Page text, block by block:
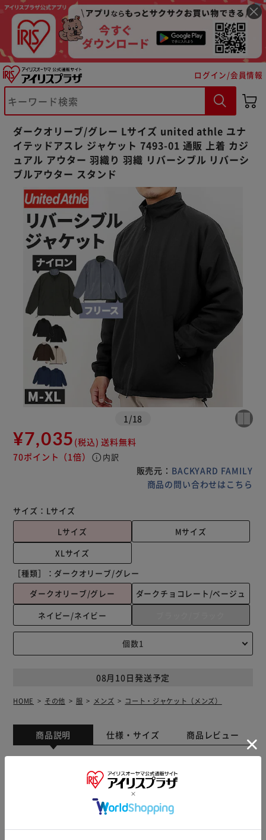
ログイン/会員情報
ダークオリーブ/グレー Lサイズ united athle ユナ
イテッドアスレ ジャケット 7493-01 通販 上着 カジ
ュアル アウター 羽織り 羽織 リバーシブル リバーシ
ブルアウター スタンド
1 /18
¥7,035 (税込) 送料無料
70ポイント （1倍） info 内訳
販売元： BACKYARD FAMILY
商品の問い合わせはこちら
サイズ： Lサイズ
Lサイズ
Mサイズ
XLサイズ
［種類］： ダークオリーブ/グレー
ダークオリーブ/グレー
ダークチョコレート/ベージュ
ネイビー/ネイビー
08月10日発送予定
HOME その他 服 メンズ コート・ジャケット（メンズ）
商品説明 仕様・サイズ 商品レビュー
レ）から、「リバーシブルスタンドジャケット」が登場。
【90年代の空気をまとったデザイン】 ゆったりと着用でき
るラグラン仕様。こだわりを詰め込んだ万能アウター。 【1
着で2倍楽しめる】 ナイロン×フリースのリバーシブル。シ
ーンやスタイルに合わせて2WAYで楽しめるのがポイント。
※ご確認ください
カートに入れる 購入手続きへ